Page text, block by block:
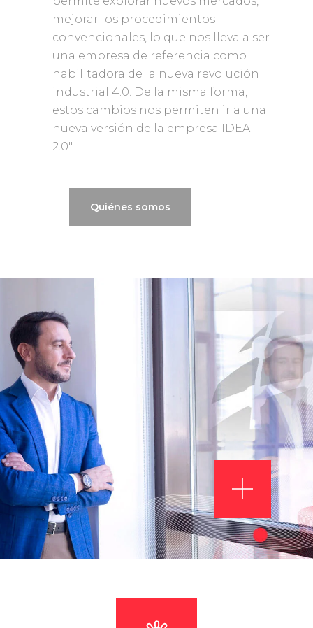
mejorar los procedimientos
convencionales, lo que nos lleva a ser
una empresa de referencia como
habilitadora de la nueva revolución
industrial 4.0. De la misma forma,
estos cambios nos permiten ir a una
nueva versión de la empresa IDEA
2.0″.
Quiénes somos